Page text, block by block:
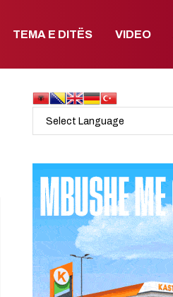
TEMA E DITËS VIDEO